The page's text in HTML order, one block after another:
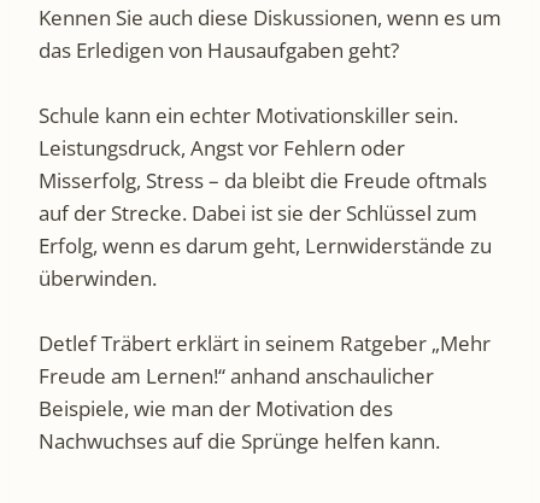
Kennen Sie auch diese Diskussionen, wenn es um
das Erledigen von Hausaufgaben geht?
Schule kann ein echter Motivationskiller sein.
Leistungsdruck, Angst vor Fehlern oder
Misserfolg, Stress – da bleibt die Freude oftmals
auf der Strecke. Dabei ist sie der Schlüssel zum
Erfolg, wenn es darum geht, Lern­widerstände zu
überwinden.
Detlef Träbert erklärt in seinem Ratgeber „Mehr
Freude am Lernen!“ anhand anschaulicher
Beispiele, wie man der Motivation des
Nachwuchses auf die Sprünge helfen kann.